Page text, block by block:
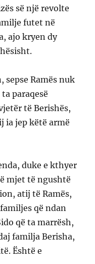
së një revolte
futet në
ajo kryen dy
sepse Ramës nuk
paraqesë
të Berishës,
ia jep këtë armë
duke e kthyer
mjet të ngushtë
atij të Ramës,
që ndan
që ta marrësh,
familja Berisha,
Është e